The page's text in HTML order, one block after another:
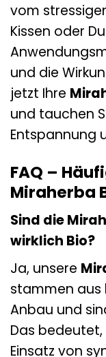
vom
Kissen oder
und die
jetzt Ihre
und tauchen
Entspannung
FAQ –
Miraherba
Sind die
wirklich Bio?
Ja, unsere
stammen aus
Anbau und
Das
Einsatz von